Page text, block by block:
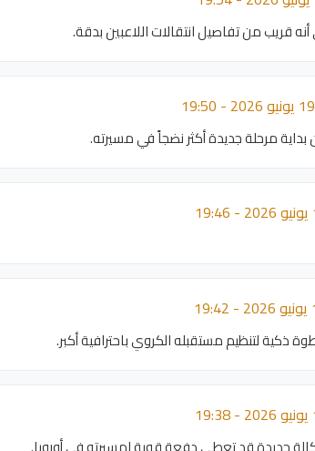
قريب من تفاصيل انتقالات اللاعبين بدقة.
19 يونيو 2026 - 19:50
بداية مرحلة جديدة أكثر نضجاً في مسيرته.
ذكية لتنظيم مستقبله الكروي باحترافية أكبر.